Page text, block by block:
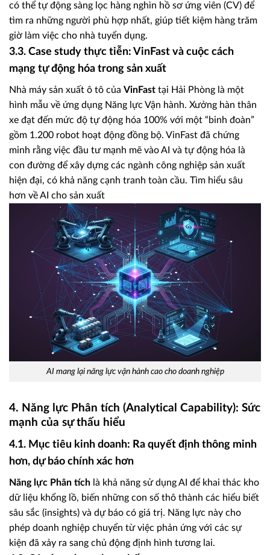
có thể tự động sàng lọc hàng nghìn hồ sơ ứng viên (CV) để
tìm ra những người phù hợp nhất, giúp tiết kiệm hàng trăm
giờ làm việc cho nhà tuyển dụng.
3.3. Case study thực tiễn: VinFast và cuộc cách
mạng tự động hóa trong sản xuất
Nhà máy sản xuất ô tô của VinFast tại Hải Phòng là một
hình mẫu về ứng dụng Năng lực Vận hành. Xưởng hàn thân
xe đạt đến mức độ tự động hóa 100% với một “binh đoàn”
gồm 1.200 robot hoạt động đồng bộ. VinFast đã chứng
minh rằng việc đầu tư mạnh mẽ vào AI và tự động hóa là
con đường để xây dựng các ngành công nghiệp sản xuất
hiện đại, có khả năng cạnh tranh toàn cầu. Tìm hiểu sâu
hơn về AI cho sản xuất
AI mang lại năng lực vận hành cao cho doanh nghiệp
4. Năng lực Phân tích (Analytical Capability): Sức
mạnh của sự thấu hiểu
4.1. Mục tiêu kinh doanh: Ra quyết định thông minh
hơn, dự báo chính xác hơn
Năng lực Phân tích là khả năng sử dụng AI để khai thác kho
dữ liệu khổng lồ, biến những con số thô thành các hiểu biết
sâu sắc (insights) và dự báo có giá trị. Năng lực này cho
phép doanh nghiệp chuyển từ việc phản ứng với các sự
kiện đã xảy ra sang chủ động định hình tương lai.